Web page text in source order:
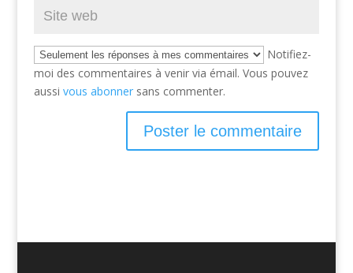
Notifiez-
moi des commentaires à venir via émail. Vous pouvez
aussi vous abonnersans commenter.